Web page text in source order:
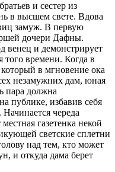
и сестер из
в высшем свете. Вдова
замуж. В первую
дочери Дафны.
венец и демонстрирует
времени. Когда в
который в мгновение ока
незамужних дам, юная
пара должна
публике, избавив себя
череда
газетенка некой
светские сплетни
над тем, кто может
и откуда дама берет